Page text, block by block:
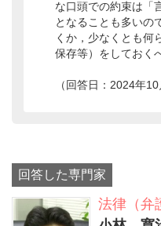
な口頭での約束は「
となることも多いの
くか，少なくとも何
保存等）をしておく
（回答日：2024年10
回答した専門家
法律（弁